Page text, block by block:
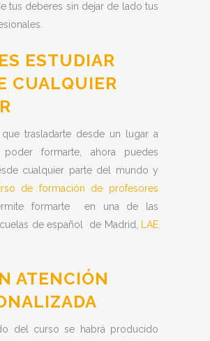
tus deberes sin dejar de lado tus
ESTUDIAR
CUALQUIER
que trasladarte desde un lugar a
formarte, ahora puedes
cualquier parte del mundo y
de formación de profesores
formarte en una de las
de español de Madrid,
LAE
ATENCIÓN
del curso se habrá producido